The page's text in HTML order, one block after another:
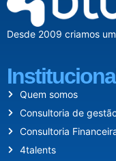
Desde 2009 criamos
Quem somos
Consultoria de
Consultoria
4talents